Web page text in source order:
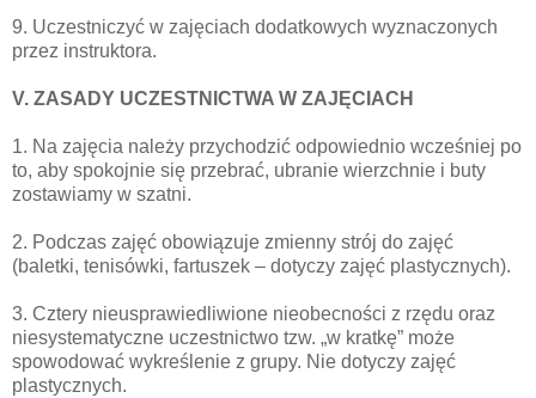
9. Uczestniczyć w zajęciach dodatkowych wyznaczonych
przez instruktora.
V. ZASADY UCZESTNICTWA W ZAJĘCIACH
1. Na zajęcia należy przychodzić odpowiednio wcześniej po
to, aby spokojnie się przebrać, ubranie wierzchnie i buty
zostawiamy w szatni.
2. Podczas zajęć obowiązuje zmienny strój do zajęć
(baletki, tenisówki, fartuszek – dotyczy zajęć plastycznych).
3. Cztery nieusprawiedliwione nieobecności z rzędu oraz
niesystematyczne uczestnictwo tzw. „w kratkę” może
spowodować wykreślenie z grupy. Nie dotyczy zajęć
plastycznych.